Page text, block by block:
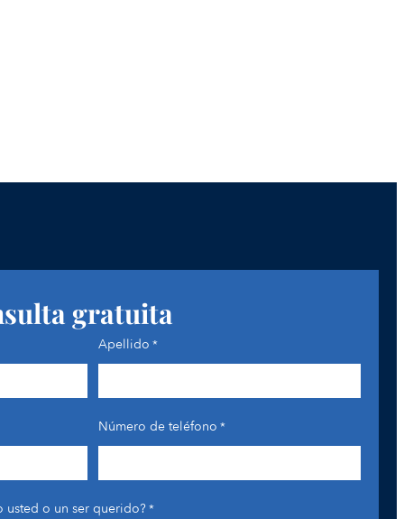
gratuita
Apellido *
Número de teléfono *
usted o un ser querido?*